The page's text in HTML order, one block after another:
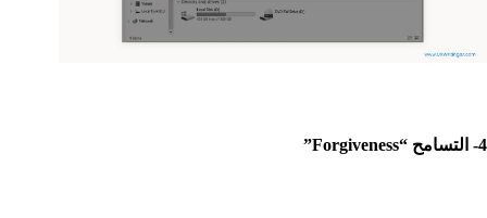
4- التسامح “Forgiveness”